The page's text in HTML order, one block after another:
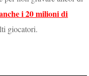
i 20 milioni di
giocatori.